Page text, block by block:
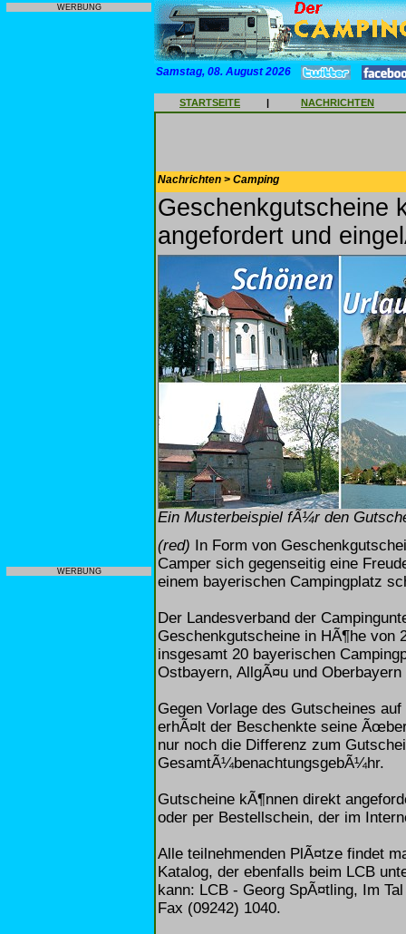
WERBUNG
WERBUNG
Samstag, 08. August 2026
STARTSEITE | NACHRICHTEN
Nachrichten > Camping
Geschenkgutscheine
angefordert und
Ein Musterbeispiel fÃ¼r den
(red) In Form von
Camper sich gegenseitig eine
einem bayerischen Campingplatz
Der Landesverband der
Geschenkgutscheine in HÃ¶he von
insgesamt 20 bayerischen
Ostbayern, AllgÃ¤u und Oberbayern
Gegen Vorlage des Gutscheines
erhÃ¤lt der Beschenkte seine
nur noch die Differenz zum
GesamtÃ¼benachtungsgebÃ¼hr.
Gutscheine kÃ¶nnen direkt
oder per Bestellschein, der im
Alle teilnehmenden PlÃ¤tze findet
Katalog, der ebenfalls beim LCB
kann: LCB - Georg SpÃ¤tling, Im
Fax (09242) 1040.